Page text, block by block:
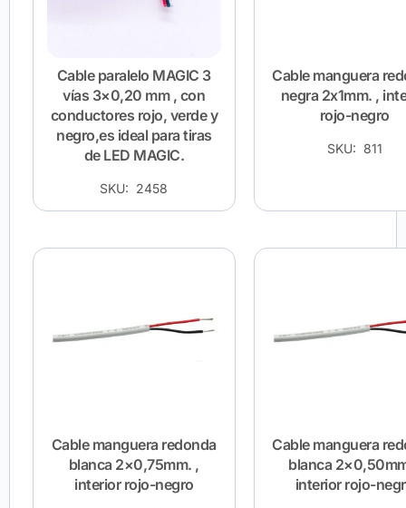
Cable paralelo MAGIC 3
vías 3×0,20 mm , con
conductores rojo, verde y
negro,es ideal para tiras
de LED MAGIC.
SKU: 2458
Cable manguera
negra 2x1mm. ,
rojo-negro
SKU: 811
Cable manguera redonda
blanca 2×0,75mm. ,
interior rojo-negro
Cable manguera
blanca
interior rojo-